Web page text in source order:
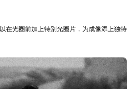
在光圈前加上特别光圈片，为成像添上独特